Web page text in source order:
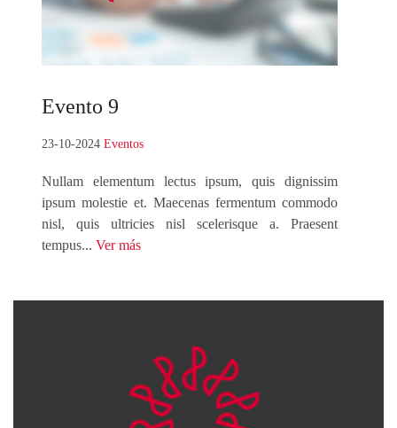
Evento 9
23-10-2024 Eventos
Nullam elementum lectus ipsum, quis dignissim
ipsum molestie et. Maecenas fermentum commodo
nisl, quis ultricies nisl scelerisque a. Praesent
tempus... Ver más